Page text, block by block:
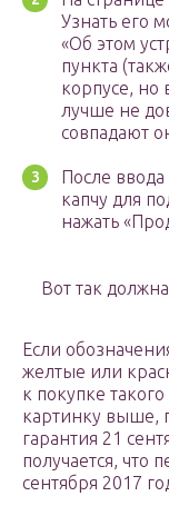
Узнать его
«Об этом
пункта
корпусе, но
лучше не
совпадают
После
капчу для
нажать
Вот так
Если
желтые или
к покупке
картинку выше,
гарантия 21
получается, что
сентября 2017